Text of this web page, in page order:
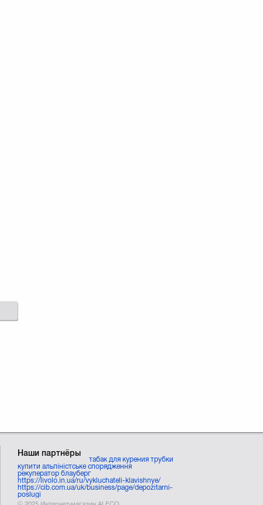
Наши партнёры
табак для курения трубки
купити альпіністське спорядження
рекуператор блауберг
https://livolo.in.ua/ru/vykluchateli-klavishnye/
https://cib.com.ua/uk/business/page/depozitarni-
poslugi